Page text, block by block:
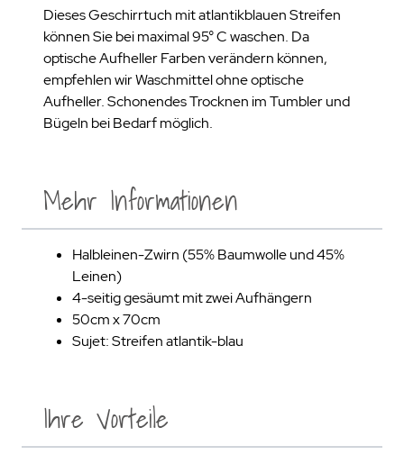
Dieses Geschirrtuch mit atlantikblauen Streifen
können Sie bei maximal 95° C waschen. Da
optische Aufheller Farben verändern können,
empfehlen wir Waschmittel ohne optische
Aufheller. Schonendes Trocknen im Tumbler und
Bügeln bei Bedarf möglich.
Ihre Vorteile
Mehr Informationen
Halbleinen-Zwirn (55% Baumwolle und 45%
Leinen)
4-seitig gesäumt mit zwei Aufhängern
50cm x 70cm
Sujet: Streifen atlantik-blau